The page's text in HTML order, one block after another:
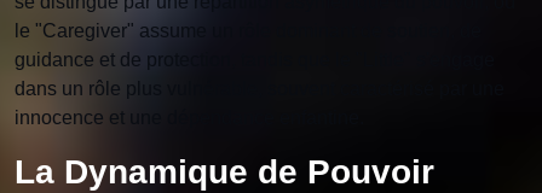
le "Caregiver" assume un rôle dominant de soutien, de
guidance et de protection, tandis que le "Little" s'engage
dans un rôle plus vulnérable, souvent caractérisé par une
innocence et une dépendance enfantine.
La Dynamique de Pouvoir